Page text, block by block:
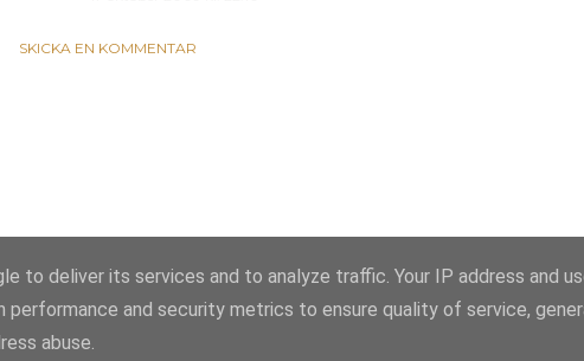
SKICKA EN KOMMENTAR
Använder Blogger
to deliver its services and to analyze traffic. Your IP address and
performance and security metrics to ensure quality of service,
abuse.